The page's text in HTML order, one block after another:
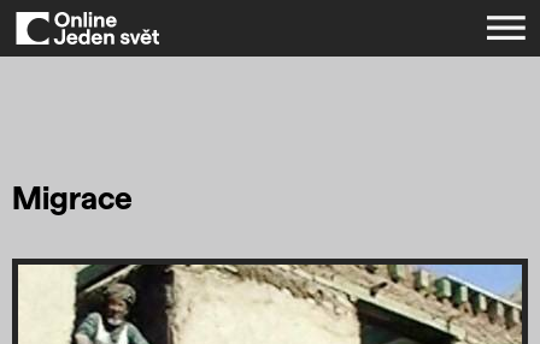
Migrace